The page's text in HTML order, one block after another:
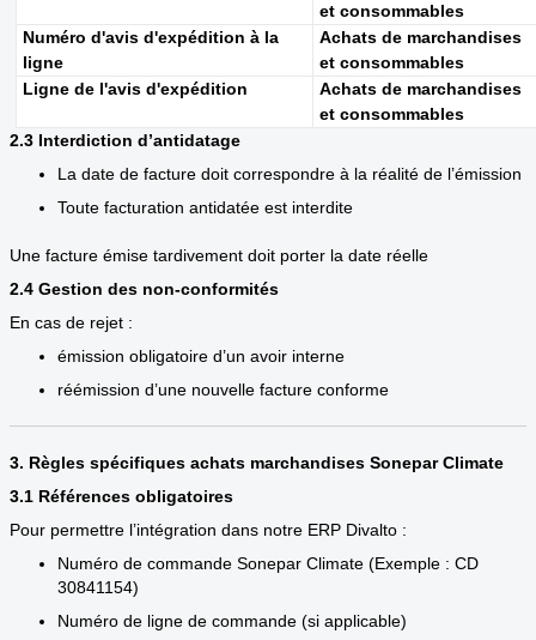
et consommables
Numéro d'avis d'expédition à la
ligne
Achats de marchandises
et consommables
Ligne de l'avis d'expédition
Achats de marchandises
et consommables
2.3 Interdiction d’antidatage
La date de facture doit correspondre à la réalité de l’émission
Toute facturation antidatée est interdite
Une facture émise tardivement doit porter la date réelle
2.4 Gestion des non-conformités
En cas de rejet :
émission obligatoire d’un avoir interne
réémission d’une nouvelle facture conforme
3. Règles spécifiques achats marchandises Sonepar Climate
3.1 Références obligatoires
Pour permettre l’intégration dans notre ERP Divalto :
Numéro de commande Sonepar Climate (Exemple : CD
30841154)
Numéro de ligne de commande (si applicable)